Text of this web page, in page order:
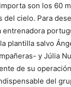
son los 60
del cielo. Para
plantilla salvo
y Júlia
de su
del